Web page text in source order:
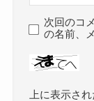
次回のコ
の名前、
上に表示さ